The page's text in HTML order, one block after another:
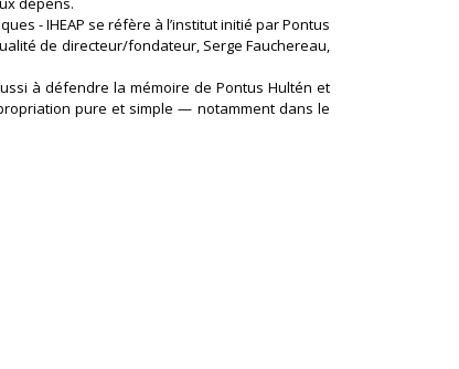
- IHEAP se réfère à l’institut initié par Pontus
de directeur/fondateur, Serge Fauchereau,
à défendre la mémoire de Pontus Hultén et
pure et simple — notamment dans le